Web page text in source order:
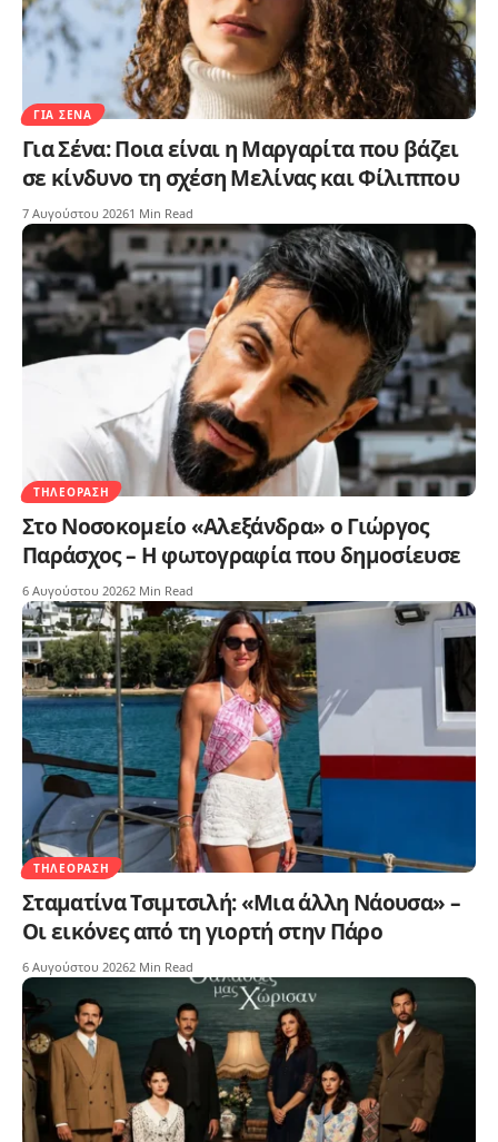
ΓΙΑ ΣΈΝΑ
Για Σένα: Ποια είναι η Μαργαρίτα που βάζει
σε κίνδυνο τη σχέση Μελίνας και Φίλιππου
7 Αυγούστου 20261 Min Read
ΤΗΛΕΌΡΑΣΗ
Στο Νοσοκομείο «Αλεξάνδρα» ο Γιώργος
Παράσχος – Η φωτογραφία που δημοσίευσε
6 Αυγούστου 20262 Min Read
ΤΗΛΕΌΡΑΣΗ
Σταματίνα Τσιμτσιλή: «Μια άλλη Νάουσα» –
Οι εικόνες από τη γιορτή στην Πάρο
6 Αυγούστου 20262 Min Read